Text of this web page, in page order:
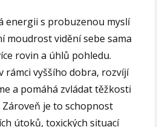
energii s probuzenou myslí
moudrost vidění sebe sama
rovin a úhlů pohledu.
rámci vyššího dobra, rozvíjí
a pomáhá zvládat těžkosti
je to schopnost
útoků, toxických situací